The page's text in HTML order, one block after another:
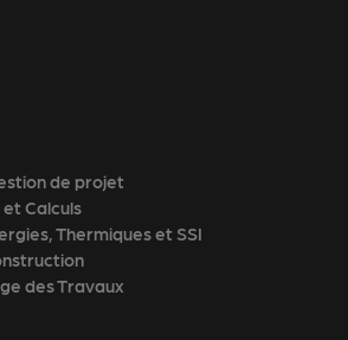
de projet
Calculs
Thermiques et SSI
des Travaux